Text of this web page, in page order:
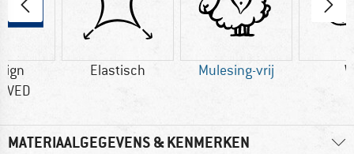
Elastisch Mulesing-vrij
MATERIAALGEGEVENS & KENMERKEN